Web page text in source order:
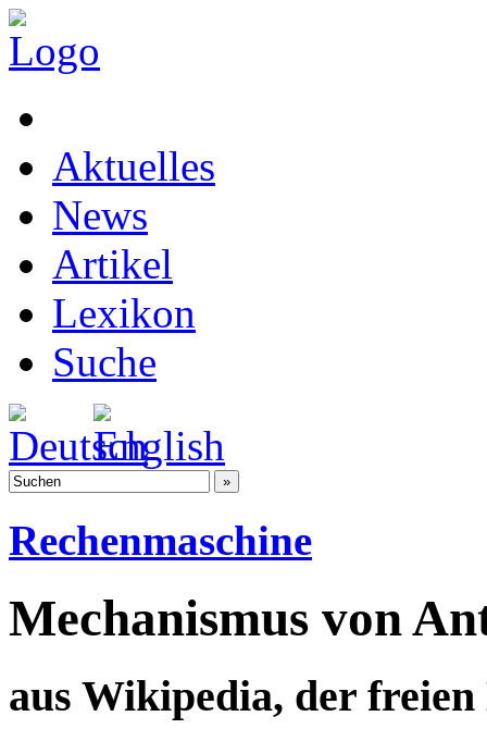
Aktuelles
News
Artikel
Lexikon
Suche
Rechenmaschine
Mechanismus von
aus Wikipedia, der